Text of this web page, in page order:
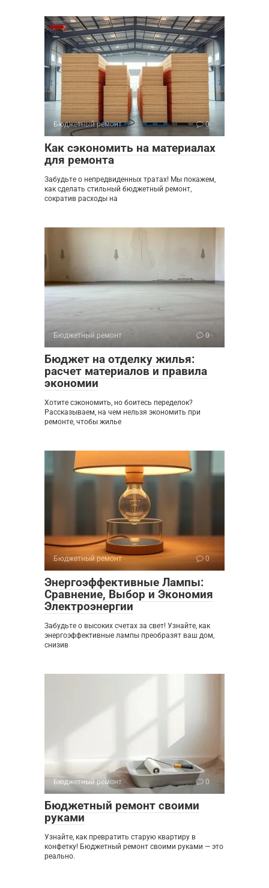
Бюджетный ремонт 0
Как сэкономить на материалах
для ремонта
Забудьте о непредвиденных тратах! Мы покажем,
как сделать стильный бюджетный ремонт,
сократив расходы на
Бюджетный ремонт 0
Бюджет на отделку жилья:
расчет материалов и правила
экономии
Хотите сэкономить, но боитесь переделок?
Рассказываем, на чем нельзя экономить при
ремонте, чтобы жилье
Бюджетный ремонт 0
Энергоэффективные Лампы:
Сравнение, Выбор и Экономия
Электроэнергии
Забудьте о высоких счетах за свет! Узнайте, как
энергоэффективные лампы преобразят ваш дом,
снизив
Бюджетный ремонт 0
Бюджетный ремонт своими
руками
Узнайте, как превратить старую квартиру в
конфетку! Бюджетный ремонт своими руками — это
реально.